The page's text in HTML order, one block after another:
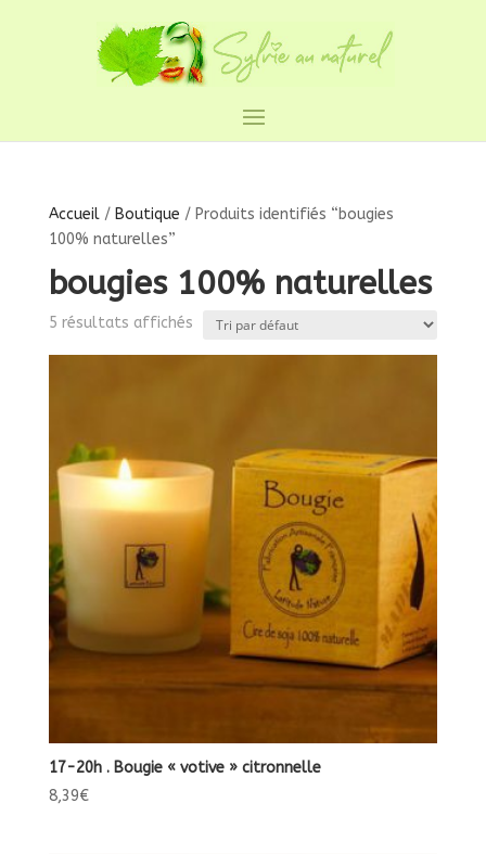
Accueil/ Boutique / Produits identifiés “bougies
100% naturelles”
bougies 100% naturelles
5 résultats affichés
17-20h . Bougie « votive » citronnelle
8,39€